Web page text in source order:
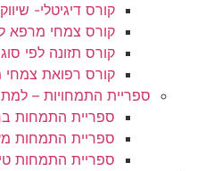
קורס דיגיטלי-
קורס צמחי מרפא
קורס תזונה לפי
קורס רפואת צמחי
ספריית התמחויות –
ספריית התמחות
ספריית התמחות
ספריית התמחות